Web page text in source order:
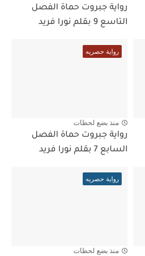
رواية جبروت حماة الفصل
التاسع 9 بقلم نورا فريد
رواية حصريه
منذ بضع لحظات
رواية جبروت حماة الفصل
السابع 7 بقلم نورا فريد
رواية حصريه
منذ بضع لحظات